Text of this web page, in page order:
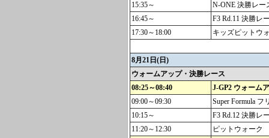
15:35～
N-ONE 決勝レー
16:45～
F3 Rd.11 決勝レ
17:30～18:00
キッズピットウ
8月21日(日)
ウォームアップ・決勝レース
08:25～08:40
J-GP2 ウォーム
09:00～09:30
Super Formula フ
10:15～
F3 Rd.12 決勝レ
11:20～12:30
ピットウォーク